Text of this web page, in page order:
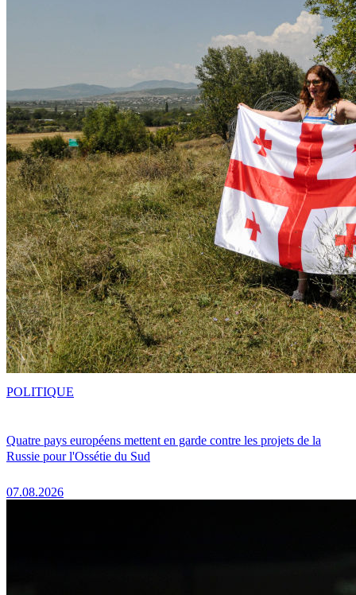
Quatre pays européens mettent en garde contre les projets de la
Russie pour l'Ossétie du Sud
07.08.2026
POLITIQUE